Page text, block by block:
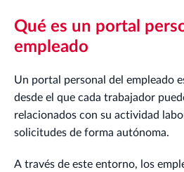
Qué es un portal
empleado
Un portal personal del empleado
desde el que cada trabajador
relacionados con su actividad
solicitudes de forma autónoma.
A través de este entorno, los